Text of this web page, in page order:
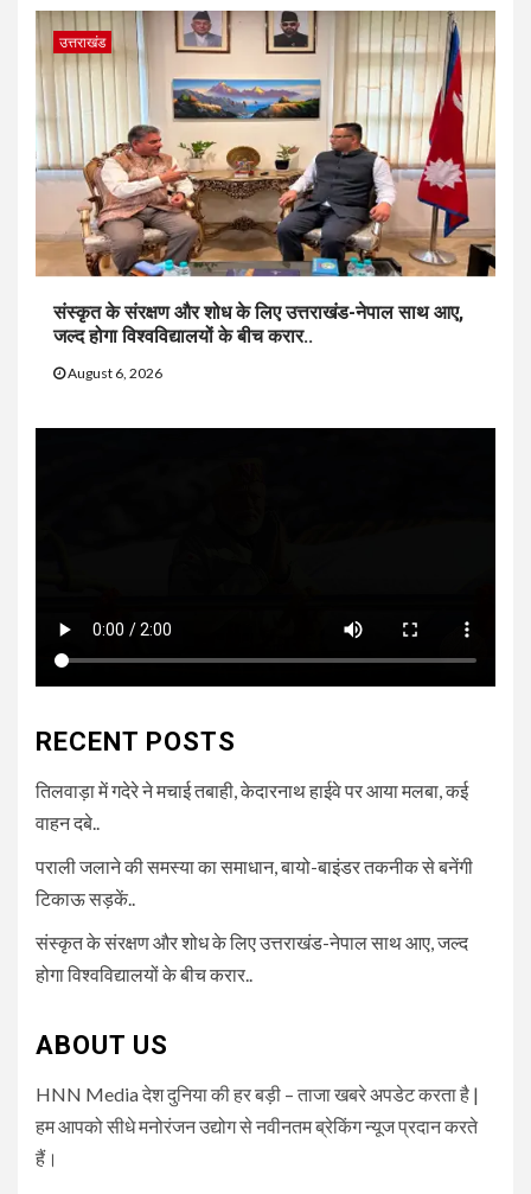
उत्तराखंड
संस्कृत के संरक्षण और शोध के लिए उत्तराखंड-नेपाल साथ आए,
जल्द होगा विश्वविद्यालयों के बीच करार..
August 6, 2026
RECENT POSTS
तिलवाड़ा में गदेरे ने मचाई तबाही, केदारनाथ हाईवे पर आया मलबा, कई
वाहन दबे..
पराली जलाने की समस्या का समाधान, बायो-बाइंडर तकनीक से बनेंगी
टिकाऊ सड़कें..
संस्कृत के संरक्षण और शोध के लिए उत्तराखंड-नेपाल साथ आए, जल्द
होगा विश्वविद्यालयों के बीच करार..
ABOUT US
HNN Media देश दुनिया की हर बड़ी – ताजा खबरे अपडेट करता है |
हम आपको सीधे मनोरंजन उद्योग से नवीनतम ब्रेकिंग न्यूज प्रदान करते
हैं।